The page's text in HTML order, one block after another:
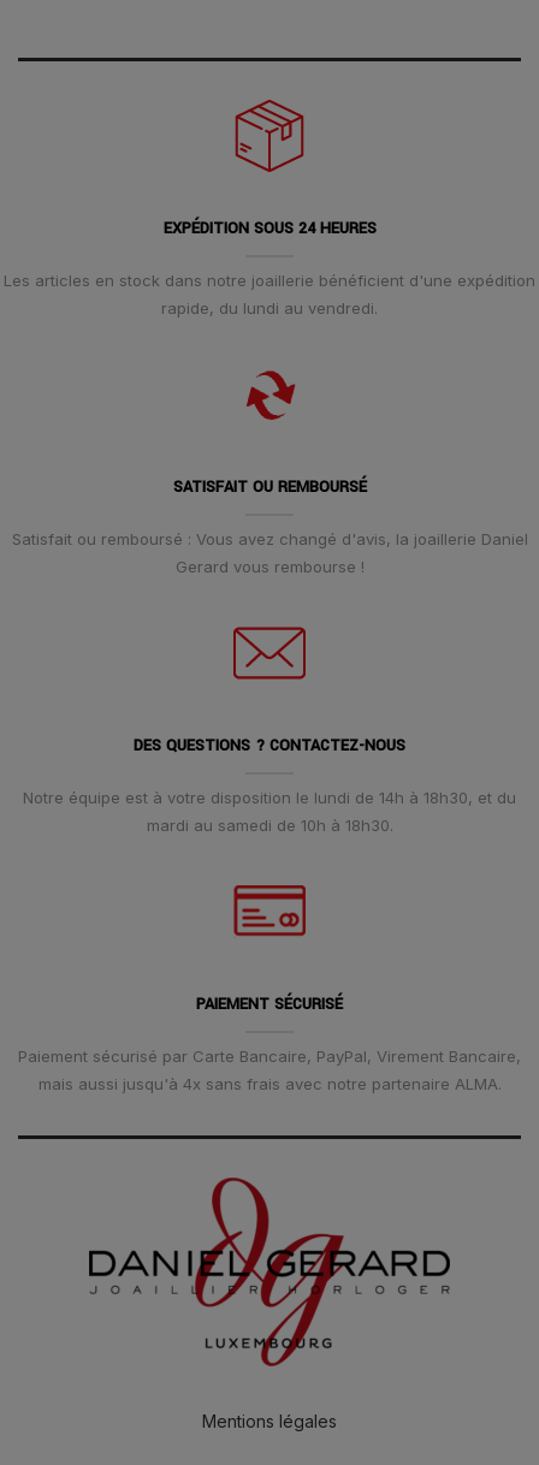
EXPÉDITION SOUS 24 HEURES
Les articles en stock dans notre joaillerie bénéficient d'une expédition
rapide, du lundi au vendredi.
SATISFAIT OU REMBOURSÉ
Satisfait ou remboursé : Vous avez changé d'avis, la joaillerie Daniel
Gerard vous rembourse !
DES QUESTIONS ? CONTACTEZ-NOUS
Notre équipe est à votre disposition le lundi de 14h à 18h30, et du
mardi au samedi de 10h à 18h30.
PAIEMENT SÉCURISÉ
Paiement sécurisé par Carte Bancaire, PayPal, Virement Bancaire,
mais aussi jusqu'à 4x sans frais avec notre partenaire ALMA.
Mentions légales